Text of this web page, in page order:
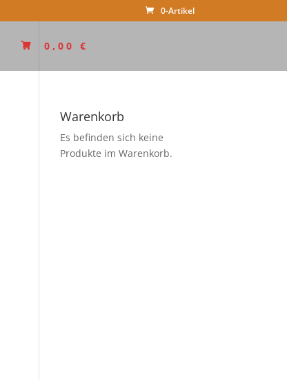
0-Artikel
0,00 €
Warenkorb
Es befinden sich keine
Produkte im Warenkorb.